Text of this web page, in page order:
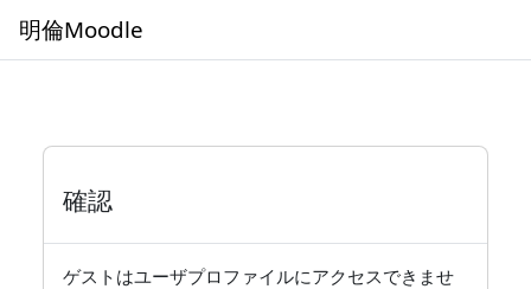
明倫Moodle
確認
ゲストはユーザプロファイルにアクセスできませ